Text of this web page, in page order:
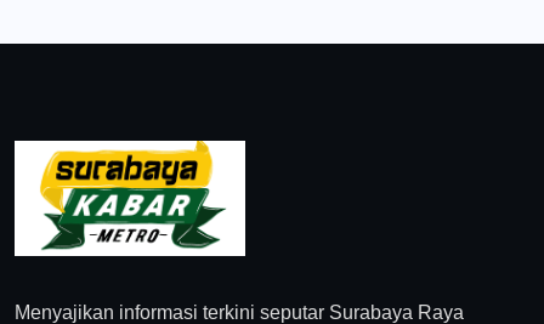
Menyajikan informasi terkini seputar Surabaya Raya